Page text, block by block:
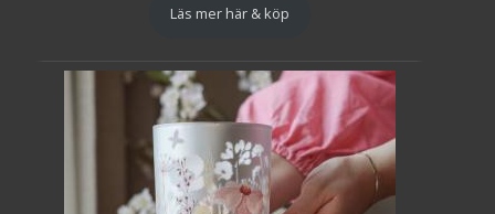
Läs mer här & köp